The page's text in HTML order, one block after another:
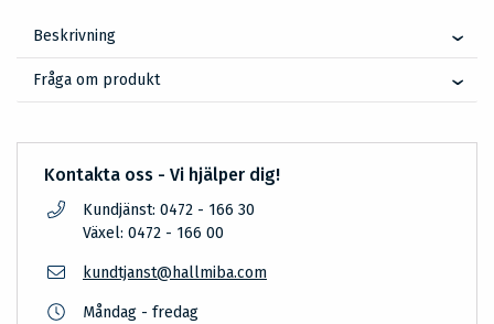
Beskrivning
Fråga om produkt
Kontakta oss - Vi hjälper dig!
Kundjänst: 0472 - 166 30
Växel: 0472 - 166 00
kundtjanst@hallmiba.com
Måndag - fredag